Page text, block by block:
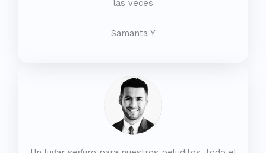
las veces
Samanta Y